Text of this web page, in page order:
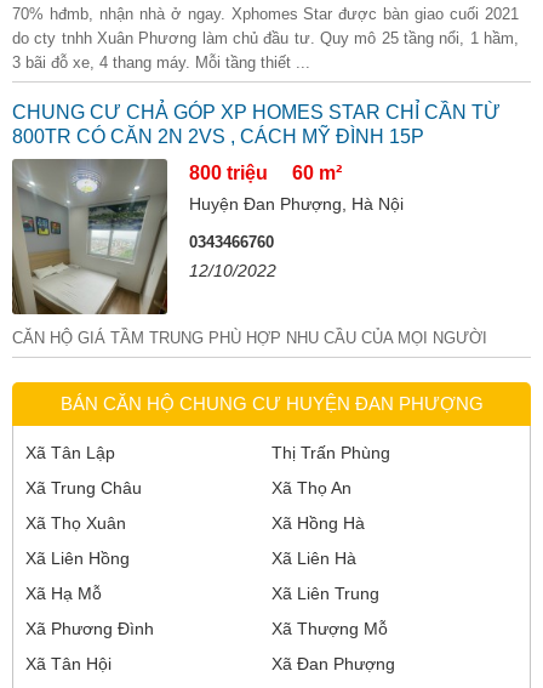
70% hđmb, nhận nhà ở ngay. Xphomes Star được bàn giao cuối 2021
do cty tnhh Xuân Phương làm chủ đầu tư. Quy mô 25 tầng nổi, 1 hầm,
3 bãi đỗ xe, 4 thang máy. Mỗi tầng thiết ...
CHUNG CƯ CHẢ GÓP XP HOMES STAR CHỈ CẦN TỪ
800TR CÓ CĂN 2N 2VS , CÁCH MỸ ĐÌNH 15P
800 triệu
60 m²
Huyện Đan Phượng, Hà Nội
0343466760
12/10/2022
CĂN HỘ GIÁ TẦM TRUNG PHÙ HỢP NHU CẦU CỦA MỌI NGƯỜI
BÁN CĂN HỘ CHUNG CƯ HUYỆN ĐAN PHƯỢNG
Xã Tân Lập
Thị Trấn Phùng
Xã Trung Châu
Xã Thọ An
Xã Thọ Xuân
Xã Hồng Hà
Xã Liên Hồng
Xã Liên Hà
Xã Hạ Mỗ
Xã Liên Trung
Xã Phương Đình
Xã Thượng Mỗ
Xã Tân Hội
Xã Đan Phượng